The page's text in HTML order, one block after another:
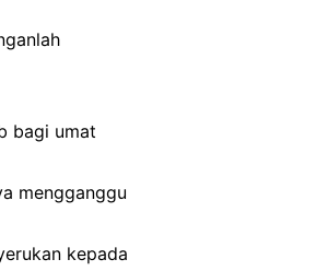
bagi umat
mengganggu
kepada